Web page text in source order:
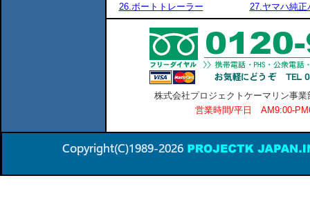
26.ボートトレーラー
27.ヤマハ純正
株式会社プロジェクトケーマリン事
営業時間/平日 AM9:00-